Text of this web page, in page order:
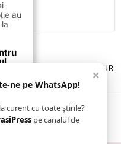
DE ANULARE & RETUR
CONTACT
×
ne pe WhatsApp!
curent cu toate știrile?
pe canalul de
au
cu